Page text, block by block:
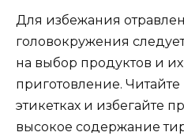
Для избежания
головокружения
на выбор продуктов и
приготовление.
этикетках и избегайте
высокое содержание